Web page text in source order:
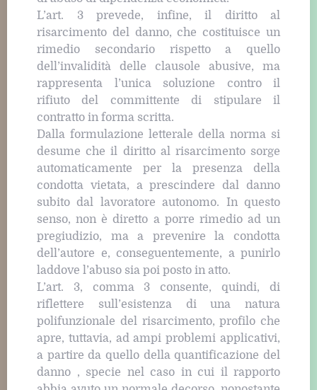
L’art. 3 prevede, infine, il diritto al
risarcimento del danno, che costituisce un
rimedio secondario rispetto a quello
dell’invalidità delle clausole abusive, ma
rappresenta l’unica soluzione contro il
rifiuto del committente di stipulare il
contratto in forma scritta.
Dalla formulazione letterale della norma si
desume che il diritto al risarcimento sorge
automaticamente per la presenza della
condotta vietata, a prescindere dal danno
subito dal lavoratore autonomo. In questo
senso, non è diretto a porre rimedio ad un
pregiudizio, ma a prevenire la condotta
dell’autore e, conseguentemente, a punirlo
laddove l’abuso sia poi posto in atto.
L’art. 3, comma 3 consente, quindi, di
riflettere sull’esistenza di una natura
polifunzionale del risarcimento, profilo che
apre, tuttavia, ad ampi problemi applicativi,
a partire da quello della quantificazione del
danno , specie nel caso in cui il rapporto